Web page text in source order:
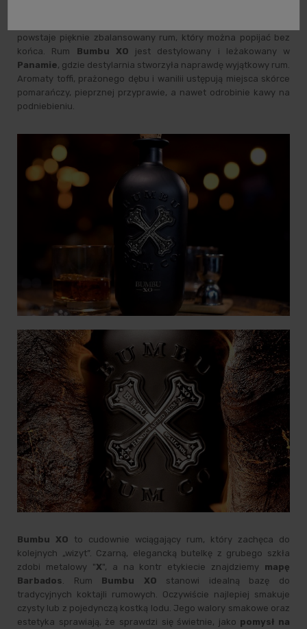
powstaje pięknie zbalansowany rum, który można popijać bez
końca. Rum Bumbu XO jest destylowany i leżakowany w
Panamie, gdzie destylarnia stworzyła naprawdę wyjątkowy rum.
Aromaty toffi, prażonego dębu i wanilii ustępują miejsca skórce
pomarańczy, pieprznej przyprawie, a nawet odrobinie kawy na
podniebieniu.
Bumbu XO to cudownie wciągający rum, który zachęca do
kolejnych „wizyt”. Czarną, elegancką butelkę z grubego szkła
zdobi metalowy "X", a na kontr etykiecie znajdziemy mapę
Barbados . Rum Bumbu XO stanowi idealną bazę do
tradycyjnych koktajli rumowych. Oczywiście najlepiej smakuje
czysty lub z pojedynczą kostką lodu. Jego walory smakowe oraz
estetyka sprawiają, że sprawdzi się świetnie, jako pomysł na